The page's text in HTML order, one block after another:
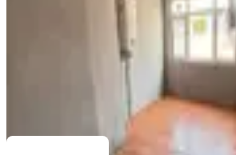
35.000 ₺
Seyithan Şeyhanlioglu